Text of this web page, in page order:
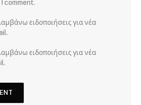
comment.
ειδοποιήσεις για νέα
ειδοποιήσεις για νέα